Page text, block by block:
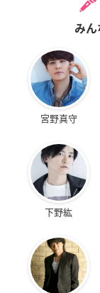
みん
宮野真守
下野紘